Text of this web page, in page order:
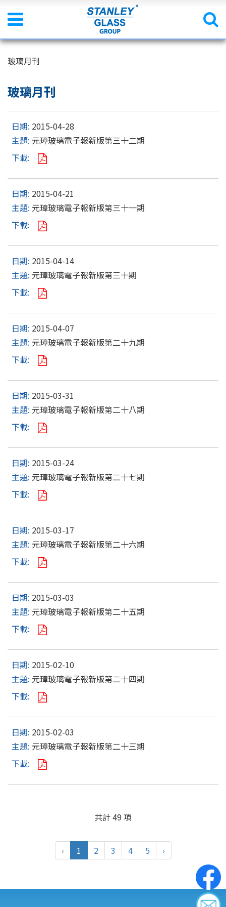
玻璃月刊
玻璃月刊
2015-04-28
元璋玻璃電子報新版第三十二期
2015-04-21
元璋玻璃電子報新版第三十一期
2015-04-14
元璋玻璃電子報新版第三十期
2015-04-07
元璋玻璃電子報新版第二十九期
2015-03-31
元璋玻璃電子報新版第二十八期
2015-03-24
元璋玻璃電子報新版第二十七期
2015-03-17
元璋玻璃電子報新版第二十六期
2015-03-03
元璋玻璃電子報新版第二十五期
2015-02-10
元璋玻璃電子報新版第二十四期
2015-02-03
元璋玻璃電子報新版第二十三期
共計 49 項
‹ 1 2 3 4 5 ›